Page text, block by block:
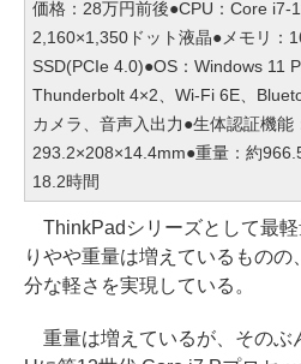
価格：28万円前後●CPU：Core i7-
2,160×1,350ドット液晶●メモリ：
SSD(PCIe 4.0)●OS：Windows 11
Thunderbolt 4×2、Wi-Fi 6E、
カメラ、音声入出力●生体認証機能
293.2×208×14.4mm●重量：約
18.2時間
ThinkPadシリーズとして最軽
りやや重量は増えているもの
分な軽さを実現している。
重量は増えているが、そのぶ